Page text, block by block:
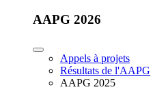
AAPG 2026
Appels à projets
Résultats de l'AAPG
AAPG 2025